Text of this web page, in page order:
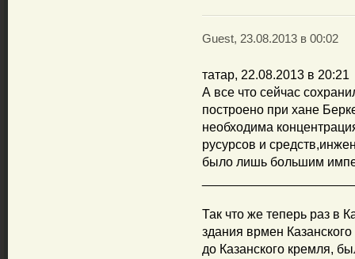
Guest, 23.08.2013 в 00:02
татар, 22.08.2013 в 20:21
А все что сейчас
построено при хане
необходима
русурсов и
было лишь большим
Так что же теперь раз в
здания врмен
до Казанского кремля,